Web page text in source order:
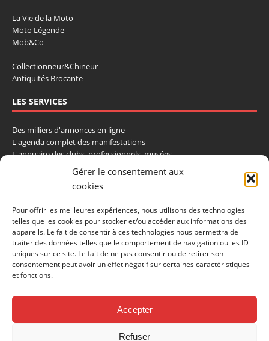
Gérer le consentement aux
cookies
Pour offrir les meilleures expériences, nous utilisons des technologies
telles que les cookies pour stocker et/ou accéder aux informations des
appareils. Le fait de consentir à ces technologies nous permettra de
traiter des données telles que le comportement de navigation ou les ID
uniques sur ce site. Le fait de ne pas consentir ou de retirer son
consentement peut avoir un effet négatif sur certaines caractéristiques
et fonctions.
Accepter
Refuser
La Vie de la Moto
Moto Légende
Mob&Co
Collectionneur&Chineur
Antiquités Brocante
LES SERVICES
Des milliers d'annonces en ligne
L'agenda complet des manifestations
L'annuaire des clubs, professionnels, musées
La cote et les ventes aux enchères
La Boutique du Collectionneur
CONTACTEZ-NOUS
LA VIE DE L'AUTO
BP 40419
77309 Fontainebleau Cedex
Fax: 01 60 39 69 00
Nous contacter par email